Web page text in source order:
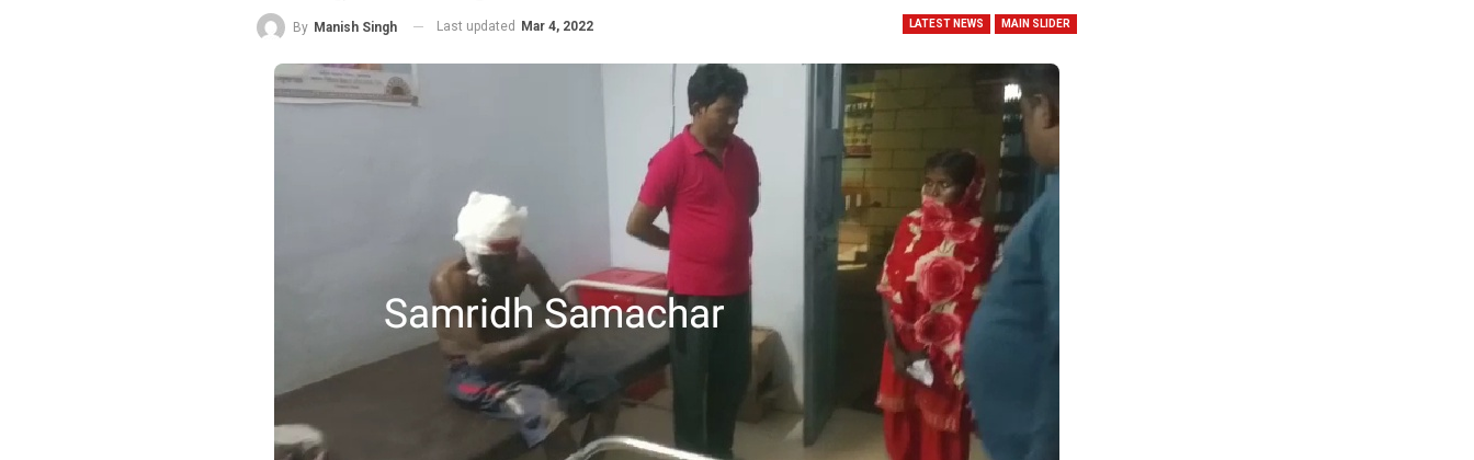
LATEST NEWS MAIN SLIDER
By Manish Singh Last updated Mar 4, 2022